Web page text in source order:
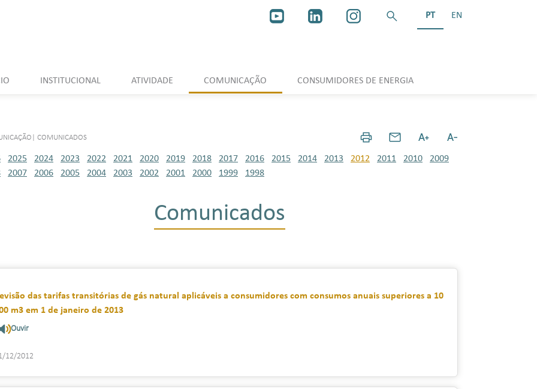
PT EN
INSTITUCIONAL ATIVIDADE COMUNICAÇÃO CONSUMIDORES DE ENERGIA
COMUNICADOS
2025 2024 2023 2022 2021 2020 2019 2018 2017 2016 2015 2014 2013 2012 2011 2010
2009
2007 2006 2005 2004 2003 2002 2001 2000 1999 1998
Comunicados
das tarifas transitórias de gás natural aplicáveis a consumidores com consumos anuais superiores a 10
m3 em 1 de janeiro de 2013
Ouvir
12/2012